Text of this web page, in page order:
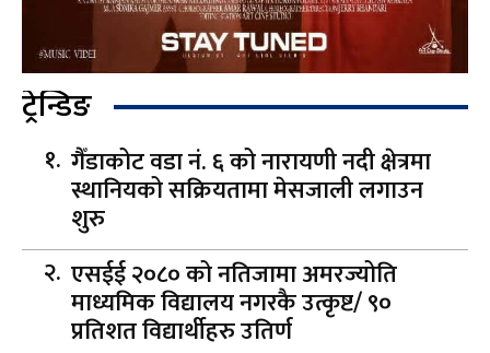
ट्रेन्डिङ
गैँडाकोट वडा नं. ६ को नारायणी नदी क्षेत्रमा
स्थानियको सक्रियतामा मेसजाली लगाउन
शुरु
एसईई २०८० को नतिजामा अमरज्योति
माध्यमिक विद्यालय नगरकै उत्कृष्ट/ ९०
प्रतिशत विद्यार्थीहरु उतिर्ण